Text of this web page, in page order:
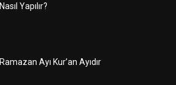
Nasıl Yapılır?
Ramazan Ayı Kur’an Ayıdır